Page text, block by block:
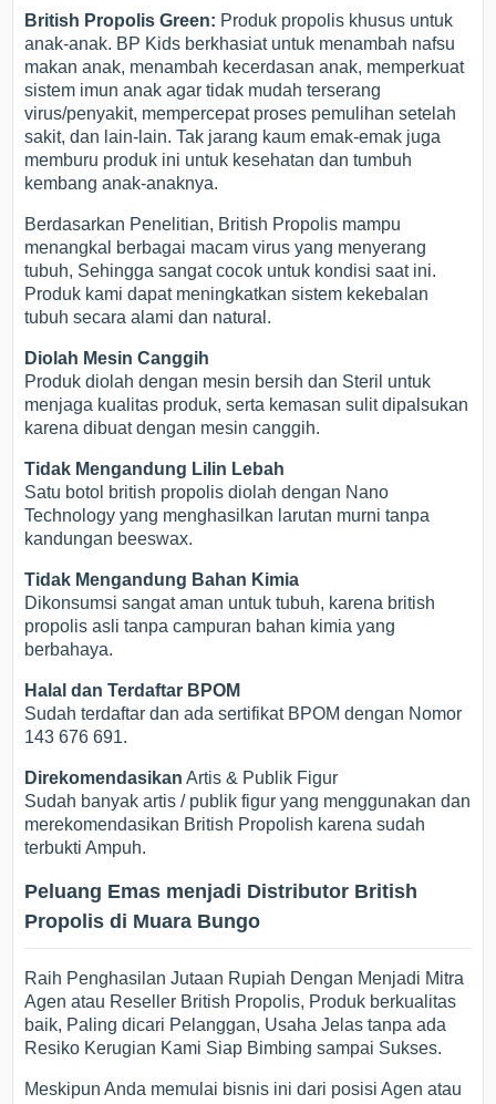
British Propolis Green: Produk propolis khusus untuk
anak-anak. BP Kids berkhasiat untuk menambah nafsu
makan anak, menambah kecerdasan anak, memperkuat
sistem imun anak agar tidak mudah terserang
virus/penyakit, mempercepat proses pemulihan setelah
sakit, dan lain-lain. Tak jarang kaum emak-emak juga
memburu produk ini untuk kesehatan dan tumbuh
kembang anak-anaknya.
Berdasarkan Penelitian, British Propolis mampu
menangkal berbagai macam virus yang menyerang
tubuh, Sehingga sangat cocok untuk kondisi saat ini.
Produk kami dapat meningkatkan sistem kekebalan
tubuh secara alami dan natural.
Diolah Mesin Canggih
Produk diolah dengan mesin bersih dan Steril untuk
menjaga kualitas produk, serta kemasan sulit dipalsukan
karena dibuat dengan mesin canggih.
Tidak Mengandung Lilin Lebah
Satu botol british propolis diolah dengan Nano
Technology yang menghasilkan larutan murni tanpa
kandungan beeswax.
Tidak Mengandung Bahan Kimia
Dikonsumsi sangat aman untuk tubuh, karena british
propolis asli tanpa campuran bahan kimia yang
berbahaya.
Halal dan Terdaftar BPOM
Sudah terdaftar dan ada sertifikat BPOM dengan Nomor
143 676 691.
Direkomendasikan Artis & Publik Figur
Sudah banyak artis / publik figur yang menggunakan dan
merekomendasikan British Propolish karena sudah
terbukti Ampuh.
Peluang Emas menjadi Distributor British
Propolis di Muara Bungo
Raih Penghasilan Jutaan Rupiah Dengan Menjadi Mitra
Agen atau Reseller British Propolis, Produk berkualitas
baik, Paling dicari Pelanggan, Usaha Jelas tanpa ada
Resiko Kerugian Kami Siap Bimbing sampai Sukses.
Meskipun Anda memulai bisnis ini dari posisi Agen atau